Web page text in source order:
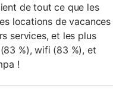
de tout ce que les
locations de vacances
services, et les plus
%), wifi (83 %), et
!